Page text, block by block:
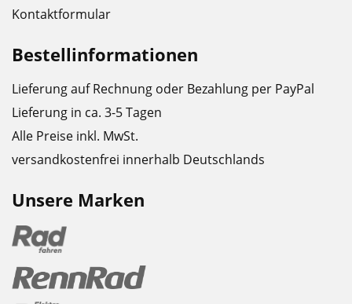
Kontaktformular
Bestellinformationen
Lieferung auf Rechnung oder Bezahlung per PayPal
Lieferung in ca. 3-5 Tagen
Alle Preise inkl. MwSt.
versandkostenfrei innerhalb Deutschlands
Unsere Marken